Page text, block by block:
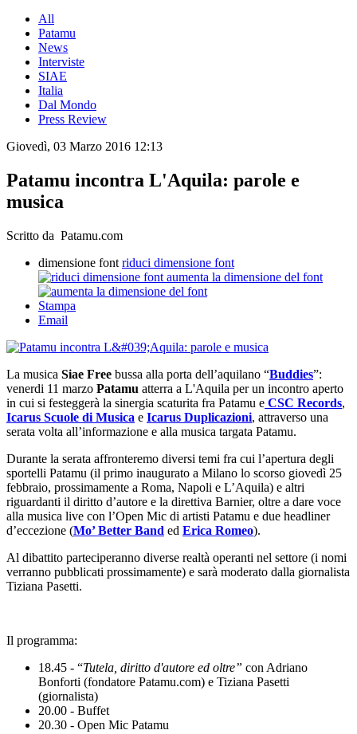
All
Patamu
News
Interviste
SIAE
Italia
Dal Mondo
Press Review
Giovedì, 03 Marzo 2016 12:13
Patamu incontra L'Aquila: parole e
musica
Scritto da Patamu.com
dimensione font riduci dimensione font
aumenta la dimensione del font
Stampa
Email
La musica Siae Free bussa alla porta dell’aquilano “Buddies”:
venerdi 11 marzo Patamu atterra a L'Aquila per un incontro aperto
in cui si festeggerà la sinergia scaturita fra Patamu e CSC Records,
Icarus Scuole di Musica e Icarus Duplicazioni, attraverso una
serata volta all’informazione e alla musica targata Patamu.
Durante la serata affronteremo diversi temi fra cui l’apertura degli
sportelli Patamu (il primo inaugurato a Milano lo scorso giovedì 25
febbraio, prossimamente a Roma, Napoli e L’Aquila) e altri
riguardanti il diritto d’autore e la direttiva Barnier, oltre a dare voce
alla musica live con l’Open Mic di artisti Patamu e due headliner
d’eccezione (Mo’ Better Band ed Erica Romeo).
Al dibattito parteciperanno diverse realtà operanti nel settore (i nomi
verranno pubblicati prossimamente) e sarà moderato dalla giornalista
Tiziana Pasetti.
Il programma:
18.45 - “Tutela, diritto d'autore ed oltre” con Adriano
Bonforti (fondatore Patamu.com) e Tiziana Pasetti
(giornalista)
20.00 - Buffet
20.30 - Open Mic Patamu